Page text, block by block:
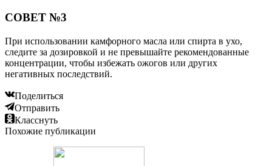
СОВЕТ №3
При использовании камфорного масла или спирта в ухо,
следите за дозировкой и не превышайте рекомендованные
концентрации, чтобы избежать ожогов или других
негативных последствий.
Поделиться
Отправить
Класснуть
Похожие публикации